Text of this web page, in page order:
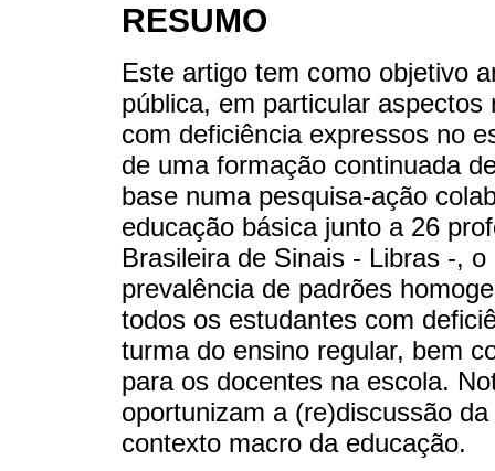
RESUMO
Este artigo tem como objetivo
pública, em particular
com deficiência expressos no
de uma formação continuada
base numa pesquisa-ação
educação básica junto a 26
Brasileira de Sinais - Libras -,
prevalência de padrões
todos os estudantes com
turma do ensino regular, bem
para os docentes na escola.
oportunizam a (re)discussão
contexto macro da educação.